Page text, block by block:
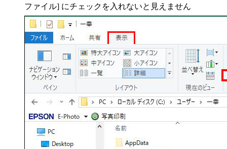
ファイル] にチェックを入れないと見えません